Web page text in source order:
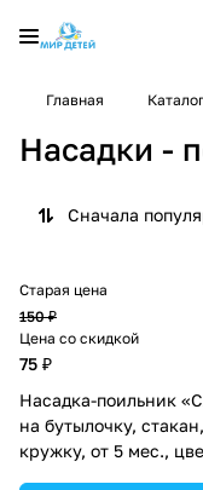
Главная
Насадки -
Сначала
Старая цена
150 ₽
Цена со скидкой
75 ₽
Насадка-поильник
на бутылочку, стакан,
кружку, от 5 мес.,